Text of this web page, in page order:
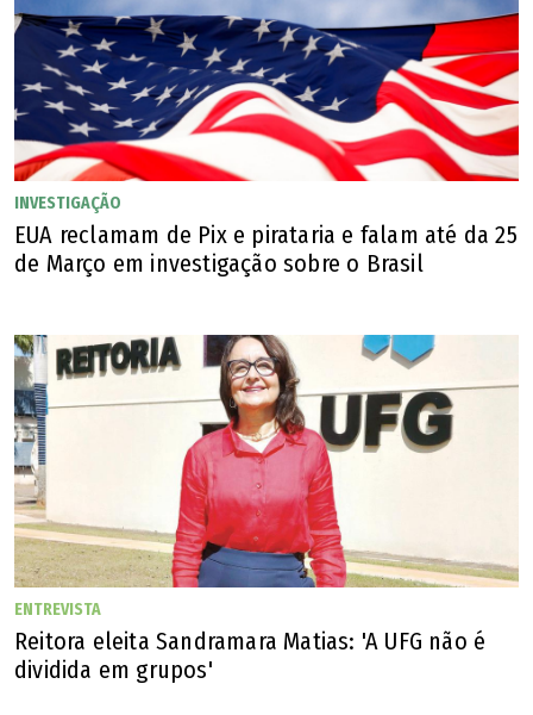
Goiânia?
Bons. Sou um cara muito caseiro. A minha família esteve
aqui, comigo, no último final de semana. Gosto de sair
para jantar à noite, conhecer restaurantes. É um prazer
que tenho. Também tenho o hábito de ir à igreja, gosto da
minha e de falar com o homem lá de cima. Gosto de
trabalhar isso no meu coração e na minha mente. Tenho
apartamento bem legal. Tenho me sentido abraçado, com
carinho. É um início muito promissor, mas sempre com os
pés no chão. O futebol é muito rápido. Espero que esse
momento possa durar muito tempo, que possamos
desfrutar de vitórias e conquistar o acesso no final do
ano.
INVESTIGAÇÃO
EUA reclamam de Pix e pirataria e falam até da 25
de Março em investigação sobre o Brasil
ENTREVISTA
Reitora eleita Sandramara Matias: 'A UFG não é
dividida em grupos'